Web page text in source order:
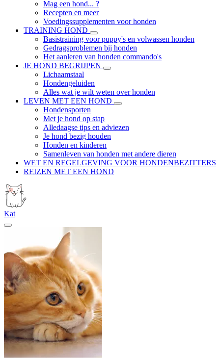
Mag een hond... ?
Recepten en meer
Voedingssupplementen voor honden
TRAINING HOND
Basistraining voor puppy's en volwassen honden
Gedragsproblemen bij honden
Het aanleren van honden commando's
JE HOND BEGRIJPEN
Lichaamstaal
Hondengeluiden
Alles wat je wilt weten over honden
LEVEN MET EEN HOND
Hondensporten
Met je hond op stap
Alledaagse tips en adviezen
Je hond bezig houden
Honden en kinderen
Samenleven van honden met andere dieren
WET EN REGELGEVING VOOR HONDENBEZITTERS
REIZEN MET EEN HOND
Kat